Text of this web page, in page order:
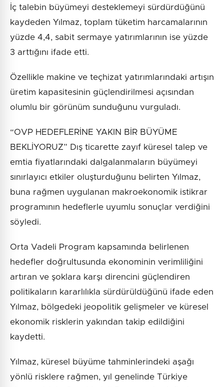
İç talebin büyümeyi desteklemeyi sürdürdüğünü
kaydeden Yılmaz, toplam tüketim harcamalarının
yüzde 4,4, sabit sermaye yatırımlarının ise yüzde
3 arttığını ifade etti.
Özellikle makine ve teçhizat yatırımlarındaki artışın
üretim kapasitesinin güçlendirilmesi açısından
olumlu bir görünüm sunduğunu vurguladı.
“OVP HEDEFLERİNE YAKIN BİR BÜYÜME
BEKLİYORUZ” Dış ticarette zayıf küresel talep ve
emtia fiyatlarındaki dalgalanmaların büyümeyi
sınırlayıcı etkiler oluşturduğunu belirten Yılmaz,
buna rağmen uygulanan makroekonomik istikrar
programının hedeflerle uyumlu sonuçlar verdiğini
söyledi.
Orta Vadeli Program kapsamında belirlenen
hedefler doğrultusunda ekonominin verimliliğini
artıran ve şoklara karşı direncini güçlendiren
politikaların kararlılıkla sürdürüldüğünü ifade eden
Yılmaz, bölgedeki jeopolitik gelişmeler ve küresel
ekonomik risklerin yakından takip edildiğini
kaydetti.
Yılmaz, küresel büyüme tahminlerindeki aşağı
yönlü risklere rağmen, yıl genelinde Türkiye